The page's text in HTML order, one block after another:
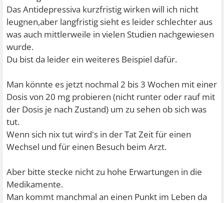
Das Antidepressiva kurzfristig wirken will ich nicht
leugnen,aber langfristig sieht es leider schlechter aus
was auch mittlerweile in vielen Studien nachgewiesen
wurde.
Du bist da leider ein weiteres Beispiel dafür.
Man könnte es jetzt nochmal 2 bis 3 Wochen mit einer
Dosis von 20 mg probieren (nicht runter oder rauf mit
der Dosis je nach Zustand) um zu sehen ob sich was
tut.
Wenn sich nix tut wird's in der Tat Zeit für einen
Wechsel und für einen Besuch beim Arzt.
Aber bitte stecke nicht zu hohe Erwartungen in die
Medikamente.
Man kommt manchmal an einen Punkt im Leben da